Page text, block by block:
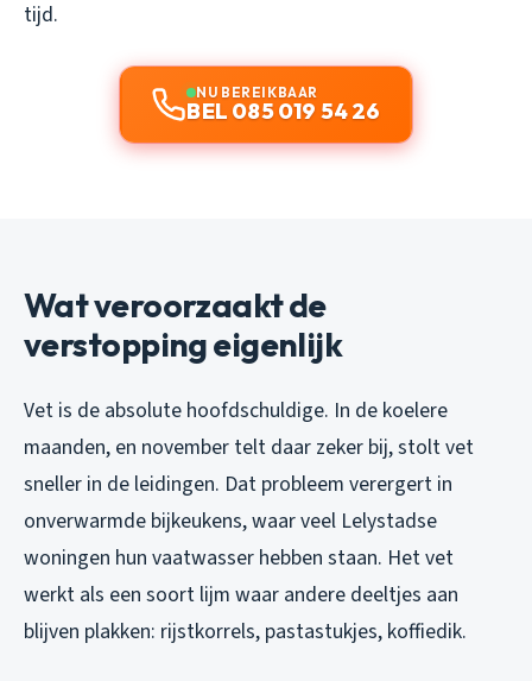
tijd.
NU BEREIKBAAR
BEL 085 019 54 26
Wat veroorzaakt de
verstopping eigenlijk
Vet is de absolute hoofdschuldige. In de koelere
maanden, en november telt daar zeker bij, stolt vet
sneller in de leidingen. Dat probleem verergert in
onverwarmde bijkeukens, waar veel Lelystadse
woningen hun vaatwasser hebben staan. Het vet
werkt als een soort lijm waar andere deeltjes aan
blijven plakken: rijstkorrels, pastastukjes, koffiedik.